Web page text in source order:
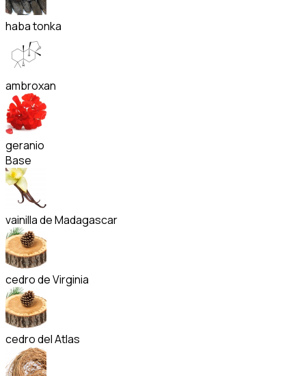
haba tonka
ambroxan
geranio
Base
vainilla de Madagascar
cedro de Virginia
cedro del Atlas